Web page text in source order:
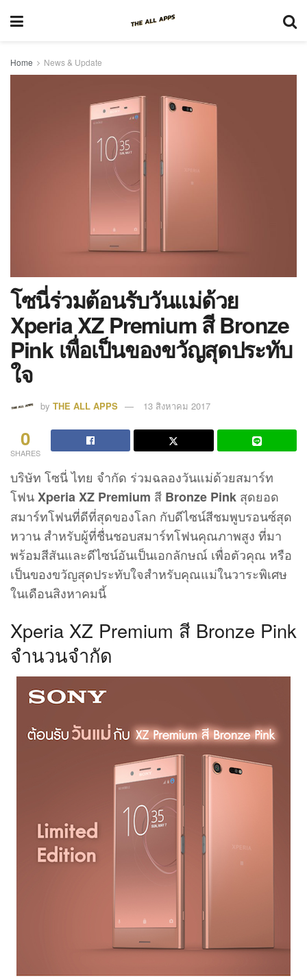
Home News & Update
โซนี่ร่วมต้อนรับวันแม่ด้วย
Xperia XZ Premium สี Bronze
Pink เพื่อเป็นของขวัญสุดประทับ
ใจ
by THE ALL APPS 13 สิงหาคม 2017
0
SHARES
บริษัท โซนี่ ไทย จำกัด ร่วมฉลองวันแม่ด้วยสมาร์ท
โฟนXperia XZ Premium สี Bronze Pink สุดยอด
สมาร์ทโฟนที่ดีที่สุดของโลก กับดีไซน์สีชมพูบรอนซ์สุด
หวาน สำหรับผู้ที่ชื่นชอบสมาร์ทโฟนคุณภาพสูง ที่มา
พร้อมสีสันและดีไซน์อันเป็นเอกลักษณ์ เพื่อตัวคุณ หรือ
เป็นของขวัญสุดประทับใจสำหรับคุณแม่ในวาระพิเศษ
ในเดือนสิงหาคมนี้
Xperia XZ Premium สี Bronze Pink
จำนวนจำกัด